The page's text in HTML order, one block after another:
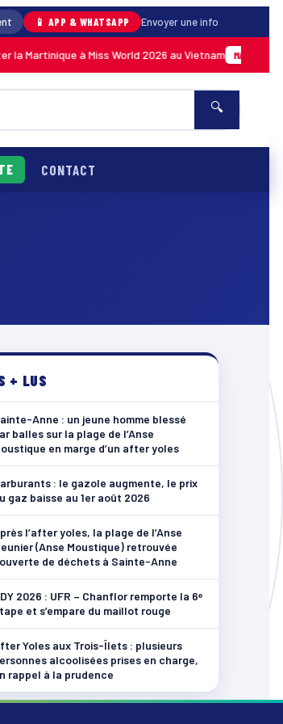
📱 APP & WHATSAPP Envoyer une info
Martinique à Miss World 2026 au Vietnam MARTINIQUE
🔍
CONTACT
+ LUS
Anne : un jeune homme blessé
balles sur la plage de l’Anse
en marge d’un after yoles
: le gazole augmente, le prix
gaz baisse au 1er août 2026
l’after yoles, la plage de l’Anse
(Anse Moustique) retrouvée
de déchets à Sainte-Anne
2026 : UFR – Chanflor remporte la 6ᵉ
et s’empare du maillot rouge
Yoles aux Trois-Îlets : plusieurs
alcoolisées prises en charge,
rappel à la prudence